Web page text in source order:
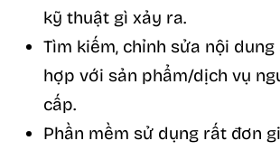
kỹ thuật gì xảy ra.
Tìm kiếm, chỉnh sửa nội dung
hợp với sản phẩm/dịch vụ
cấp.
Phần mềm sử dụng rất đơn